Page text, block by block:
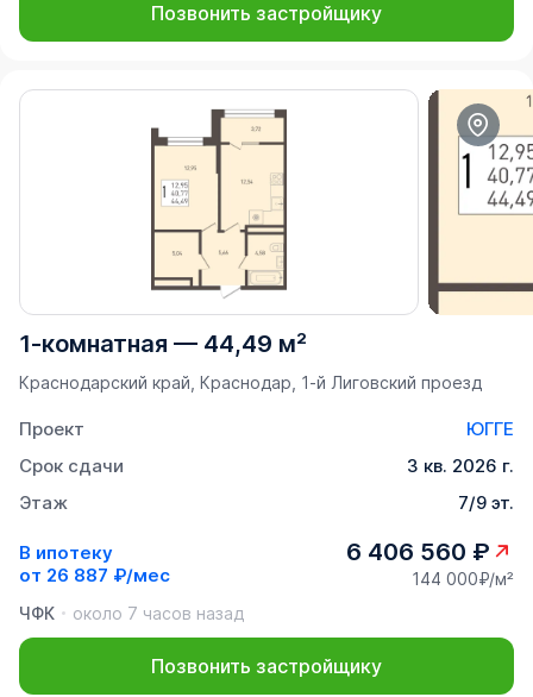
Позвонить застройщику
1-комнатная — 44,49 м²
Краснодарский край, Краснодар, 1-й Лиговский проезд
Проект
ЮГГЕ
Срок сдачи
3 кв. 2026 г.
Этаж
7/9 эт.
В ипотеку
от 26 887 ₽/мес
6 406 560 ₽
144 000₽/м²
ЧФК
около 7 часов назад
Позвонить застройщику